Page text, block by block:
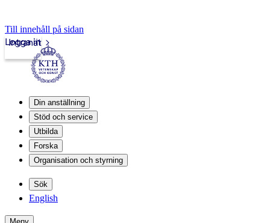
Till innehåll på sidan
Intranät
Logga in
Din anställning
Stöd och service
Utbilda
Forska
Organisation och styrning
Sök
English